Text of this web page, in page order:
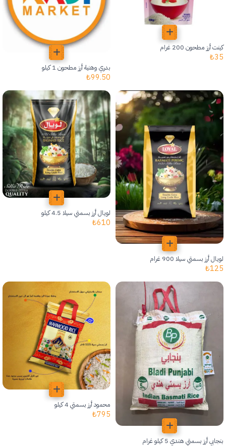
كينت أرز مطحون 200 غرام
35
₺
بدري وهنية أرز مطحون 1 كيلو
99.50
₺
لويال أرز بسمتي سيلا 900 غرام
125
₺
لويال أرز بسمتي سيلا 4.5 كيلو
610
₺
بنجابي أرز بسمتي هندي 5 كيلو غرام
محمود أرز بسمتي 4 كيلو
795
₺